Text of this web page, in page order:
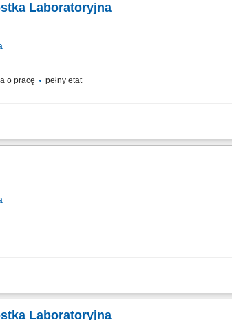
Laboratoryjna
o pracę pełny etat
testów medycznych. Formalna weryfikacja i
analiz do systemów bazodanowych. Sprawowanie
Laboratoryjna